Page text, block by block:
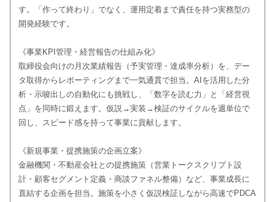
す。「作って終わり」でなく、運用定着まで責任を持つ実務型の
開発経験です。
《事業KPI管理・経営報告の仕組み化》
取締役会向けの月次業績報告（予実管理・達成率分析）を、デー
タ取得からレポーティングまで一気通貫で担当。AIを活用した分
析・示唆出しの自動化にも挑戦し、「数字を読む力」と「経営視
点」を同時に鍛えます。仮説→実装→検証のサイクルを週単位で
回し、スピード感を持って事業に貢献します。
《新規事業・提携施策の企画立案》
金融機関・不動産会社との提携施策（営業トークスクリプト設
計・顧客セグメント定義・商談ファネル整備）など、事業成長に
直結する企画を担当。施策を小さく仮説検証しながら高速でPDCA